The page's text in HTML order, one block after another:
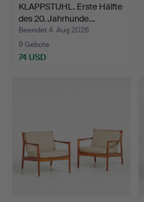
KLAPPSTUHL. Erste Hälfte
des 20. Jahrhunde…
Beendet 4. Aug 2026
9 Gebote
74 USD